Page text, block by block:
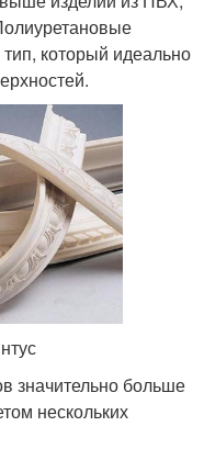
который идеально
значительно больше
нескольких